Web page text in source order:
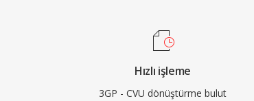
Hızlı işleme
3GP - CVU dönüştürme bulut